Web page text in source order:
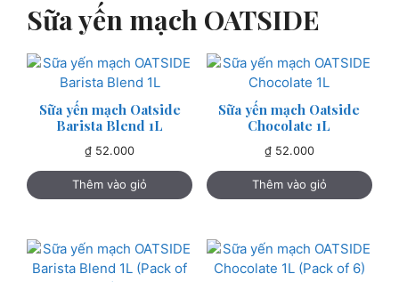
Sữa yến mạch OATSIDE
Sữa yến mạch Oatside
Barista Blend 1L
₫ 52.000
Thêm vào giỏ
Sữa yến mạch Oatside
Chocolate 1L
₫52.000
Thêm vào giỏ